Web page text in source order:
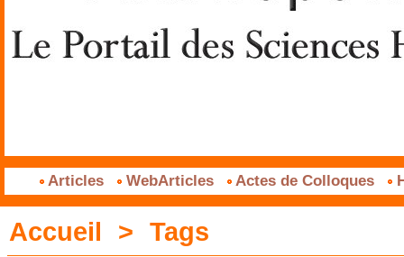
Articles WebArticles Actes de Colloques
Accueil > Tags